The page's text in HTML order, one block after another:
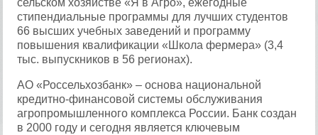
сельском хозяйстве «Я в Агро», ежегодные
стипендиальные программы для лучших студентов
66 высших учебных заведений и программу
повышения квалификации «Школа фермера» (3,4
тыс. выпускников в 56 регионах).
АО «Россельхозбанк» – основа национальной
кредитно-финансовой системы обслуживания
агропромышленного комплекса России. Банк создан
в 2000 году и сегодня является ключевым